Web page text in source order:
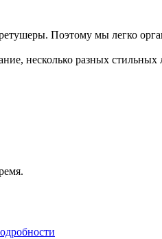
Поэтому мы легко
несколько разных